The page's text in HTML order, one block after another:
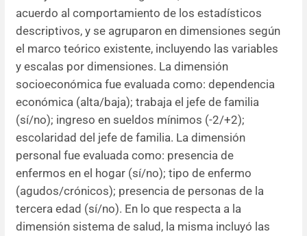
acuerdo al comportamiento de los estadísticos
descriptivos, y se agruparon en dimensiones según
el marco teórico existente, incluyendo las variables
y escalas por dimensiones. La dimensión
socioeconómica fue evaluada como: dependencia
económica (alta/baja); trabaja el jefe de familia
(sí/no); ingreso en sueldos mínimos (-2/+2);
escolaridad del jefe de familia. La dimensión
personal fue evaluada como: presencia de
enfermos en el hogar (sí/no); tipo de enfermo
(agudos/crónicos); presencia de personas de la
tercera edad (sí/no). En lo que respecta a la
dimensión sistema de salud, la misma incluyó las